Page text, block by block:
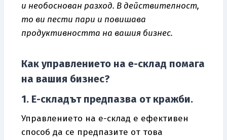
и необоснован разход. В действителност,
то ви пести пари и повишава
продуктивността на вашия бизнес.
Как управлението на е-склад помага
на вашия бизнес?
1. Е-складът предпазва от кражби.
Управлението на е-склад е ефективен
способ да се предпазите от това